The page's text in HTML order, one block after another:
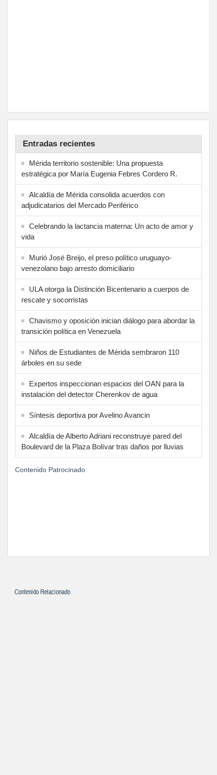
Entradas recientes
Mérida territorio sostenible: Una propuesta
estratégica por María Eugenia Febres Cordero R.
Alcaldía de Mérida consolida acuerdos con
adjudicatarios del Mercado Periférico
Celebrando la lactancia materna: Un acto de amor y
vida
Murió José Breijo, el preso político uruguayo-
venezolano bajo arresto domiciliario
ULA otorga la Distinción Bicentenario a cuerpos de
rescate y socorristas
Chavismo y oposición inician diálogo para abordar la
transición política en Venezuela
Niños de Estudiantes de Mérida sembraron 110
árboles en su sede
Expertos inspeccionan espacios del OAN para la
instalación del detector Cherenkov de agua
Síntesis deportiva por Avelino Avancin
Alcaldía de Alberto Adriani reconstruye pared del
Boulevard de la Plaza Bolívar tras daños por lluvias
Contenido Patrocinado
Contenido Relacionado